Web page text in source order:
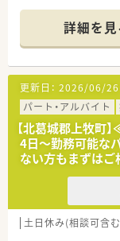
詳細を見
更新日： 2026/06/26
パート・アルバイト
【北葛城郡上牧
4日～勤務可能な
ない方もまずは
土日休み(相談可含